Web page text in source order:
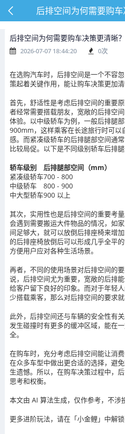
后排空间为何需要购车
后排空间为何需要购车决策更清晰？
2026-07-07 18:44:20 0次
在选购汽车时，后排空间是一个不容
策起着关键作用，能让购车决策更加清
首先，舒适性是考虑后排空间的重要
者经常需要搭载朋友，宽敞的后排空
体验。以中级轿车为例，一般后排腿
900mm，这样乘客在长途旅行时可以
感。而紧凑级轿车的后排腿部空间通
比较局促。以下是不同级别轿车后排腿
轿车级别
后排腿部空间（mm）
紧凑级轿车700 - 800
中级轿车
800 - 900
中大型轿车900 以上
其次，实用性也是后排空间的重要考
会遇到需要搬运大件物品的情况，如
间足够大，就可以放倒后排座椅来增
的后排座椅放倒后可以形成几乎全平
方便用户应对各种生活场景。
再者，不同的使用场景对后排空间的
说，后排空间尤为重要，宽敞的后排
给客户留下良好的印象。而对于年轻
少搭载乘客，那么对后排空间的要求就
此外，后排空间还与车辆的安全性有
发生碰撞时有更多的缓冲区域，能在
全。
在购车时，充分考虑后排空间能让消
在众多车型中做出更合适的选择，避
生遗憾。所以，在购车决策过程中，
思考和权衡。
本文由 AI 算法生成，仅作参考，不涉
更多进阶玩法，请在「小金鲤」中解锁